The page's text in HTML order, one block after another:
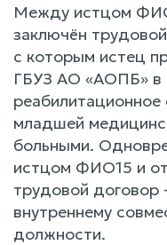
Между истцом
заключён
с которым истец
ГБУЗ АО «АОПБ» в
младшей
больными.
истцом ФИО15 и
трудовой договор
внутреннему
должности.